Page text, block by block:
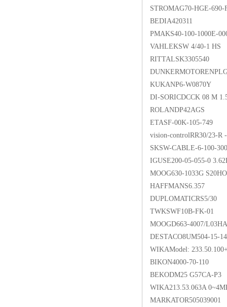
STROMAG70-HGE-
BEDIA420311
PMAKS40-100-1000E-
VAHLEKSW 4/40-1 HS
RITTALSK3305540
KUKANP6-W0870Y
DI-SORICDCCK 08 M
ROLANDP42AGS
ETASF-00K-105-749
vision-controlRR30/23-R
SKSW-CABLE-6-100-
IGUSE200-05-055-0
MOOG630-1033G
HAFFMANS6.357
DUPLOMATICRS5/30
TWKSWF10B-FK-01
MOOGD663-4007/
DESTACO8UM504-15-
WIKAModel:
BIKON4000-70-110
BEKODM25 G57CA-P3
WIKA213.53.063A
MARKATOR505039001